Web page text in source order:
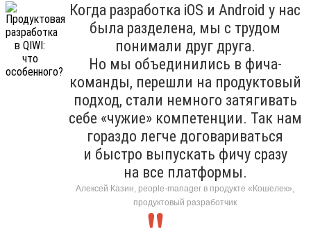
Когда разработка iOS и Android у нас
была разделена, мы с трудом
понимали друг друга.
Но мы объединились в фича-
команды, перешли на продуктовый
подход, стали немного затягивать
себе «чужие» компетенции. Так нам
гораздо легче договариваться
и быстро выпускать фичу сразу
на все платформы.
Алексей Казин, people-manager в продукте «Кошелек»,
продуктовый разработчик